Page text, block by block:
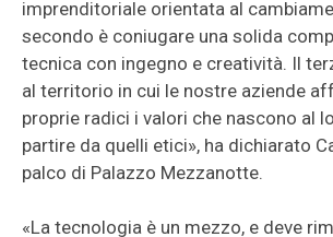
imprenditoriale orientata al
secondo è coniugare una solida
tecnica con ingegno e creatività. Il
al territorio in cui le nostre aziende
proprie radici i valori che nascono al
partire da quelli etici», ha dichiarato
palco di Palazzo Mezzanotte.
«La tecnologia è un mezzo, e deve